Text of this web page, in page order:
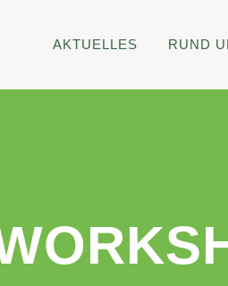
AKTUELLES RUND